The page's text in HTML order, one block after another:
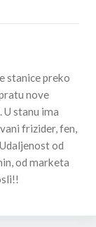
stanice preko
nove
stanu ima
frizider, fen,
od
od marketa